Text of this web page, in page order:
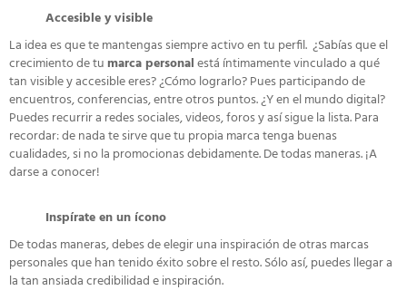
Accesible y visible
La idea es que te mantengas siempre activo en tu perfil. ¿Sabías que el
crecimiento de tumarca personalestá íntimamente vinculado a qué
tan visible y accesible eres? ¿Cómo lograrlo? Pues participando de
encuentros, conferencias, entre otros puntos. ¿Y en el mundo digital?
Puedes recurrir a redes sociales, videos, foros y así sigue la lista. Para
recordar: de nada te sirve que tu propia marca tenga buenas
cualidades, si no la promocionas debidamente. De todas maneras. ¡A
darse a conocer!
Inspírate en un ícono
De todas maneras, debes de elegir una inspiración de otras marcas
personales que han tenido éxito sobre el resto. Sólo así, puedes llegar a
la tan ansiada credibilidad e inspiración.